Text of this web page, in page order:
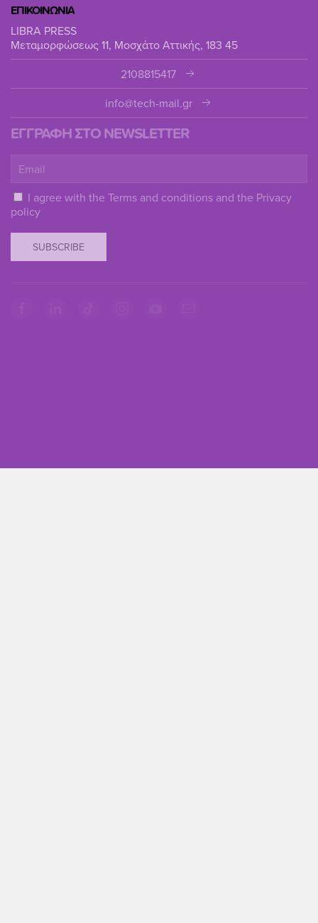
ΕΠΙΚΟΙΝΩΝΙΑ
LIBRA PRESS
Μεταμορφώσεως 11, Μοσχάτο Αττικής, 183 45
2108815417
info@tech-mail.gr
ΕΓΓΡΑΦΗ ΣΤΟ NEWSLETTER
I agree with the Terms and conditions and the Privacy
policy
SUBSCRIBE